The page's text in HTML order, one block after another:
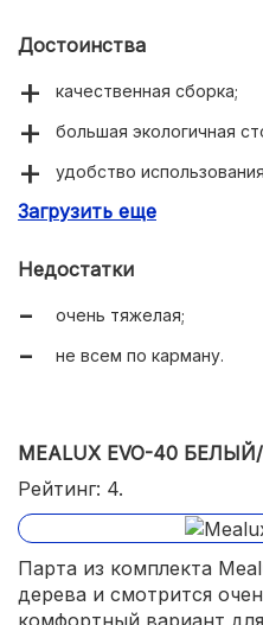
Достоинства
качественная сборка;
большая экологичная
удобство
много цветов и
Загрузить еще
Недостатки
очень тяжелая;
не всем по карману.
MEALUX EVO-40
Рейтинг: 4.
Парта из комплекта
дерева и смотрится